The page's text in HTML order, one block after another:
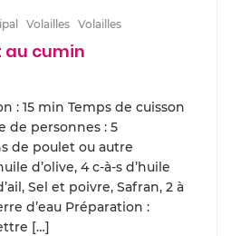
Volailles Volailles
au cumin
: 15 min Temps de cuisson
de personnes : 5
de poulet ou autre
d’olive, 4 c-à-s d’huile
Sel et poivre, Safran, 2 à
d’eau Préparation :
[…]